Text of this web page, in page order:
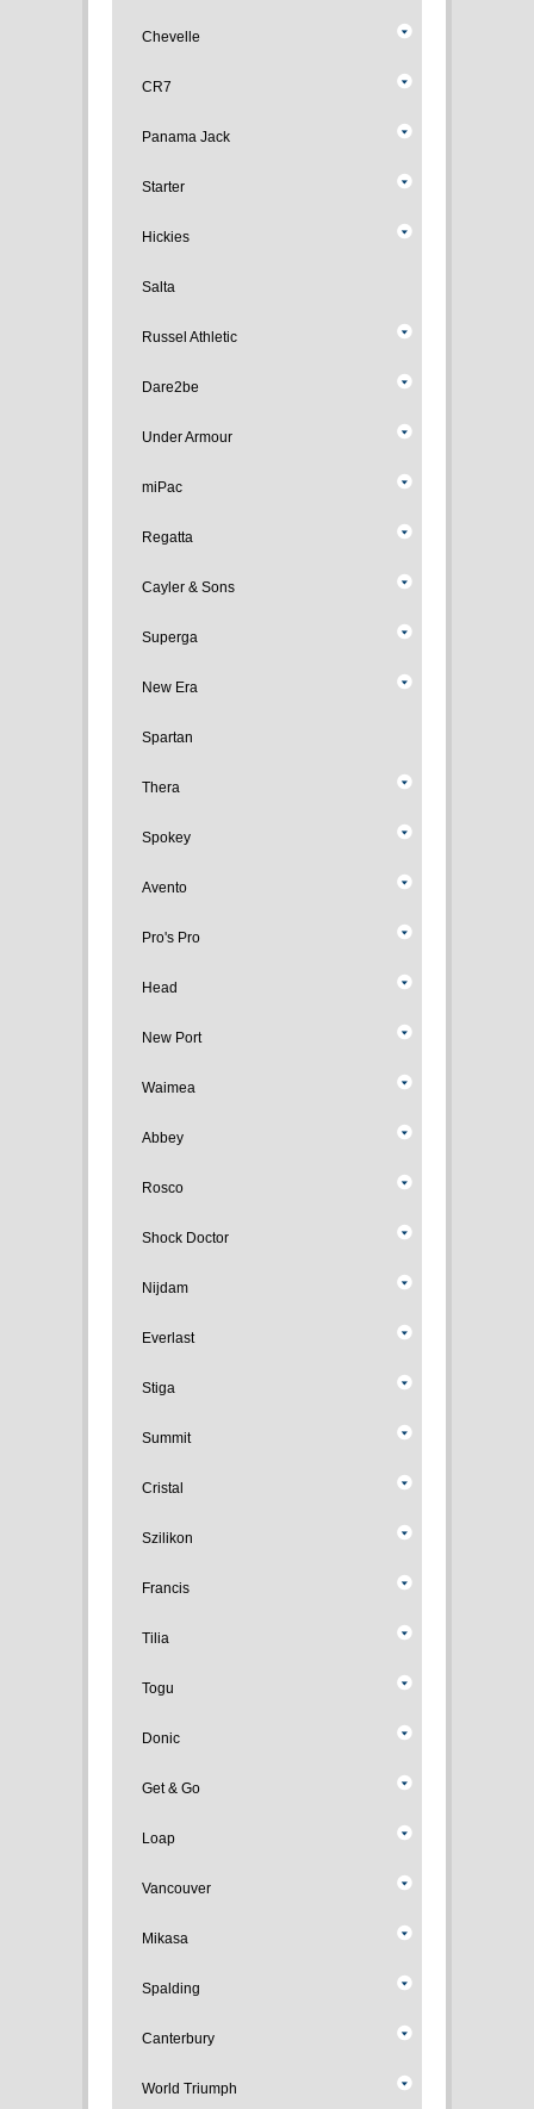
Chevelle
CR7
Panama Jack
Starter
Hickies
Salta
Russel Athletic
Dare2be
Under Armour
miPac
Regatta
Cayler & Sons
Superga
New Era
Spartan
Thera
Spokey
Avento
Pro's Pro
Head
New Port
Waimea
Abbey
Rosco
Shock Doctor
Nijdam
Everlast
Stiga
Summit
Cristal
Szilikon
Francis
Tilia
Togu
Donic
Get & Go
Loap
Vancouver
Mikasa
Spalding
Canterbury
World Triumph